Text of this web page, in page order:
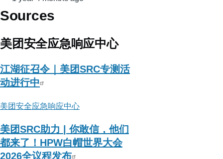
Sources
美团安全应急响应中心
江湖征召令｜美团SRC专测活
动进行中
美团安全应急响应中心
美团SRC助力 | 你敢信，他们
都来了！HPW白帽世界大会
2026全议程发布